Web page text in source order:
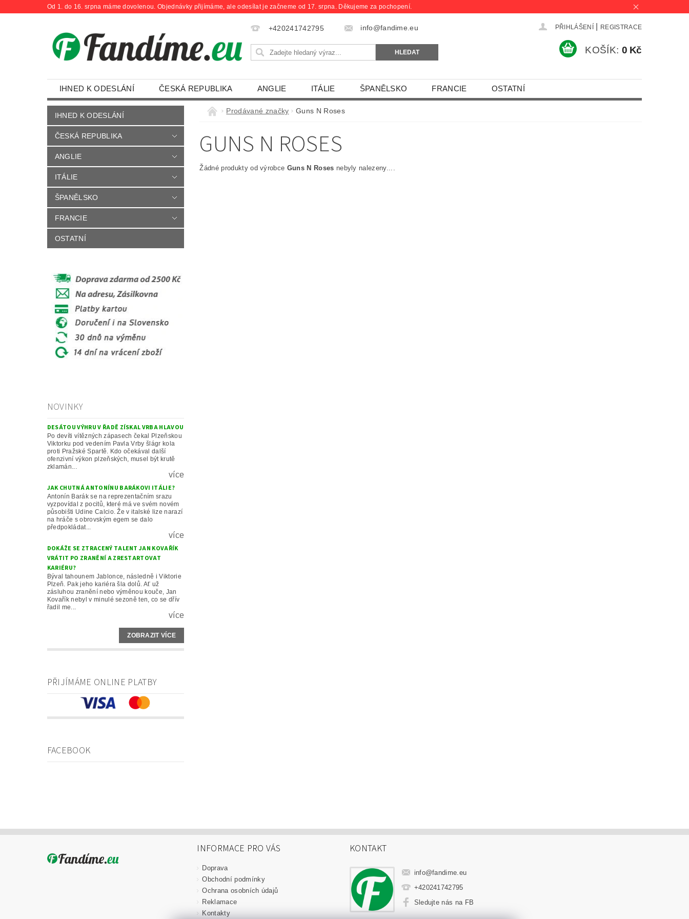
Od 1. do 16. srpna máme dovolenou. Objednávky přijímáme, ale odesílat je začneme od 17. srpna. Děkujeme za pochopení.
+420241742795 info@fandime.eu PŘIHLÁŠENÍ REGISTRACE
KOŠÍK: 0 Kč
IHNED K ODESLÁNÍ ČESKÁ REPUBLIKA ANGLIE ITÁLIE ŠPANĚLSKO FRANCIE OSTATNÍ
OBCHODNÍ PODMÍNKY KONTAKTY
IHNED K ODESLÁNÍ
ČESKÁ REPUBLIKA
ANGLIE
ITÁLIE
ŠPANĚLSKO
FRANCIE
OSTATNÍ
NOVINKY
DESÁTOU VÝHRU V ŘADĚ ZÍSKAL VRBA HLAVOU
Po devíti vítězných zápasech čekal Plzeňskou
Viktorku pod vedením Pavla Vrby šlágr kola
proti Pražské Spartě. Kdo očekával další
ofenzivní výkon plzeňských, musel být krutě
zklamán...
více
JAK CHUTNÁ ANTONÍNU BARÁKOVI ITÁLIE?
Antonín Barák se na reprezentačním srazu
vyzpovídal z pocitů, které má ve svém novém
působišti Udine Calcio. Že v italské lize narazí
na hráče s obrovským egem se dalo
předpokládat...
více
DOKÁŽE SE ZTRACENÝ TALENT JAN KOVAŘÍK
VRÁTIT PO ZRANĚNÍ A ZRESTARTOVAT
KARIÉRU?
Býval tahounem Jablonce, následně i Viktorie
Plzeň. Pak jeho kariéra šla dolů. Ať už
zásluhou zranění nebo výměnou kouče, Jan
Kovařík nebyl v minulé sezoně ten, co se dřív
řadil me...
více
ZOBRAZIT VÍCE
PŘIJÍMÁME ONLINE PLATBY
FACEBOOK
Prodávané značky Guns N Roses
GUNS N ROSES
Žádné produkty od výrobce Guns N Roses nebyly nalezeny....
INFORMACE PRO VÁS
Doprava
Obchodní podmínky
Ochrana osobních údajů
Reklamace
Kontakty
KONTAKT
info@fandime.eu
+420241742795
Sledujte nás na FB